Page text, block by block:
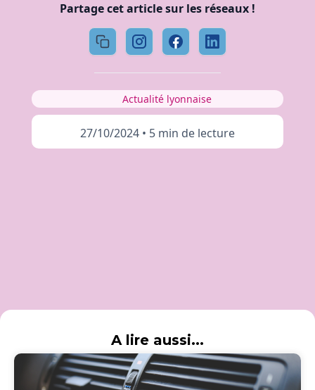
Partage cet article sur les réseaux !
Actualité lyonnaise
27/10/2024 • 5 min de lecture
A lire aussi...